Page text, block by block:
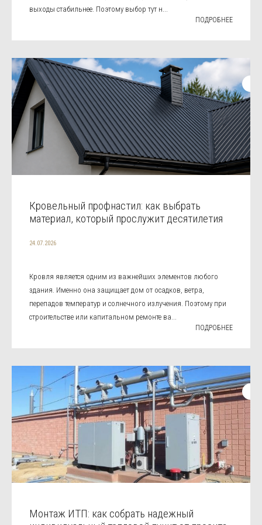
выходы стабильнее. Поэтому выбор тут н...
ПОДРОБНЕЕ
Кровельный профнастил: как выбрать
материал, который прослужит десятилетия
24.07.2026
Кровля является одним из важнейших элементов любого
здания. Именно она защищает дом от осадков, ветра,
перепадов температур и солнечного излучения. Поэтому при
строительстве или капитальном ремонте ва...
ПОДРОБНЕЕ
Монтаж ИТП: как собрать надежный